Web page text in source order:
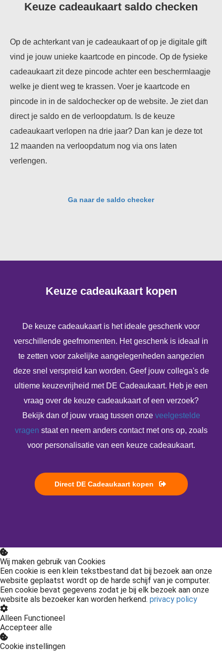
Keuze cadeaukaart saldo checken
Op de achterkant van je cadeaukaart of op je digitale gift
vind je jouw unieke kaartcode en pincode. Op de fysieke
cadeaukaart zit deze pincode achter een beschermlaagje
welke je dient weg te krassen. Voer je kaartcode en
pincode in in de saldochecker op de website. Je ziet dan
direct je saldo en de verloopdatum. Is de keuze
cadeaukaart verlopen na drie jaar? Dan kan je deze tot
12 maanden na verloopdatum nog via ons laten
verlengen.
Ga naar de saldo checker
Keuze cadeaukaart kopen
De keuze cadeaukaart is het ideale geschenk voor
verschillende geefmomenten. Het geschenk is ideaal in
te zetten voor zakelijke aangelegenheden aangezien
deze snel verspreid kan worden. Geef jouw collega's de
ultieme keuzevrijheid met DE Cadeaukaart. Heb je een
vraag over de keuze cadeaukaart of een verzoek?
Bekijk dan of jouw vraag tussen onze veelgestelde
vragen staat en neem anders contact met ons op, zoals
voor personalisatie van een keuze cadeaukaart.
Direct DE Cadeaukaart kopen
Wij maken gebruik van Cookies
Een cookie is een klein tekstbestand dat bij bezoek aan onze
website geplaatst wordt op de harde schijf van je computer.
Een cookie bevat gegevens zodat je bij elk bezoek aan onze
website als bezoeker kan worden herkend. privacy policy
Alleen Functioneel
Accepteer alle
Cookie instellingen